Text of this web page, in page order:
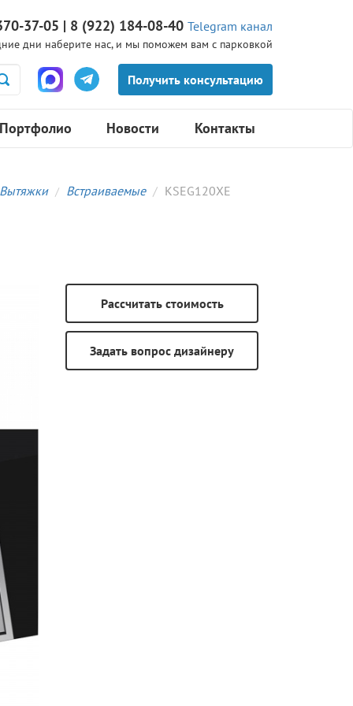
37-05 | 8 (922) 184-08-40 Telegram канал
дни наберите нас, и мы поможем вам с парковкой
Портфолио Новости Контакты
Вытяжки Встраиваемые KSEG120XE